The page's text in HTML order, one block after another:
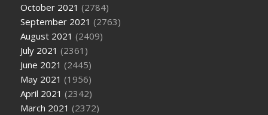
October 2021 (2784)
September 2021 (2763)
August 2021 (2409)
July 2021 (2361)
June 2021 (2445)
May 2021 (1956)
April 2021 (2342)
March 2021 (2372)